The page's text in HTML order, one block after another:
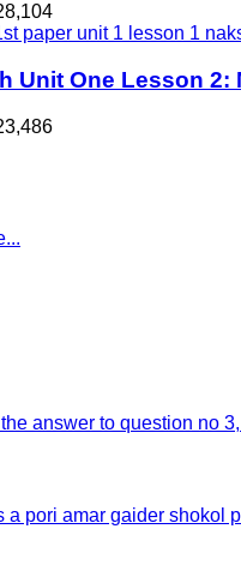
Unit One Lesson 2:
answer to question no
a pori amar gaider shokol